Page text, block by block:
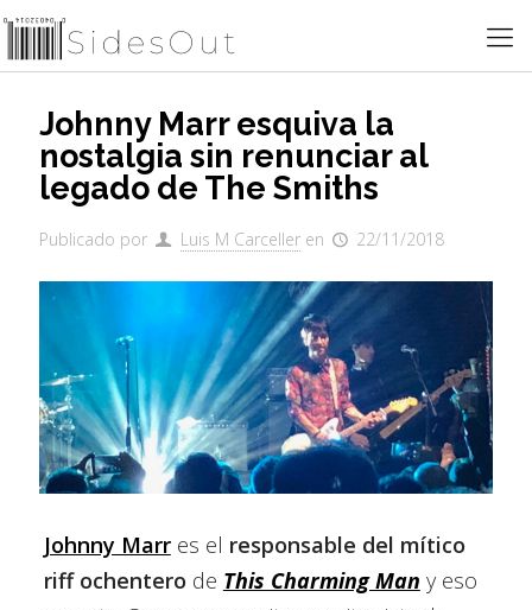
Johnny Marr esquiva la
nostalgia sin renunciar al
legado de The Smiths
Publicado por Luis M Carceller en 22/11/2018
Johnny Marres el responsable del mítico
riff ochentero de This Charming Man y eso